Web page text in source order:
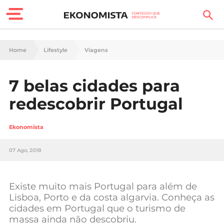
Finanças Pessoais
Carreira
Tecnologia
Negócios
Home Lifestyle Viagens
7 belas cidades para
redescobrir Portugal
Ekonomista
07 Ago, 2018
Existe muito mais Portugal para além de
Lisboa, Porto e da costa algarvia. Conheça as
cidades em Portugal que o turismo de
massa ainda não descobriu.